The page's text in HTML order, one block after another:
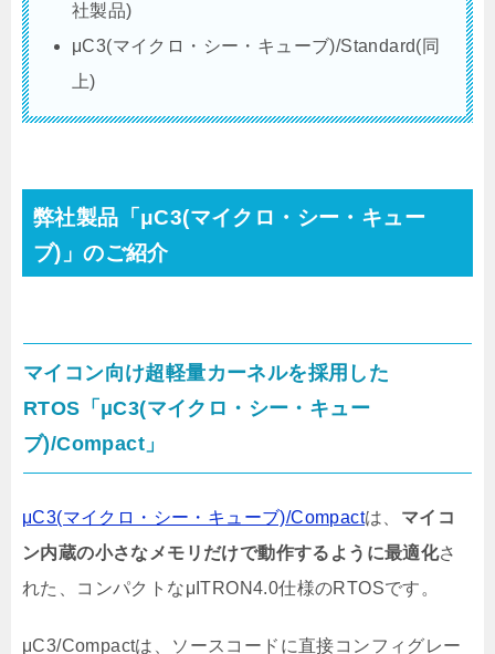
社製品)
μC3(マイクロ・シー・キューブ)/Standard(同
上)
弊社製品「μC3(マイクロ・シー・キュー
ブ)」のご紹介
マイコン向け超軽量カーネルを採用した
RTOS「μC3(マイクロ・シー・キュー
ブ)/Compact」
μC3(マイクロ・シー・キューブ)/Compactは、 マイコ
ン内蔵の小さなメモリだけで動作するように最適化さ
れた、コンパクトなμITRON4.0仕様のRTOSです。
μC3/Compactは、ソースコードに直接コンフィグレー